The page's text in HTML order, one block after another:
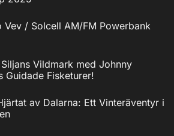
Vev / Solcell AM/FM Powerbank
Vildmark med Johnny
Guidade Fisketurer!
av Dalarna: Ett Vinteräventyr i